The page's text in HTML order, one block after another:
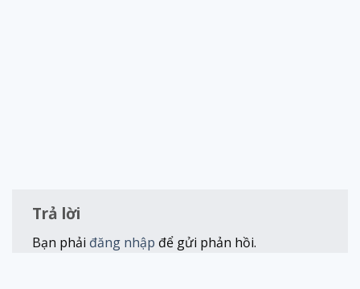
Trả lời
Bạn phải đăng nhập để gửi phản hồi.